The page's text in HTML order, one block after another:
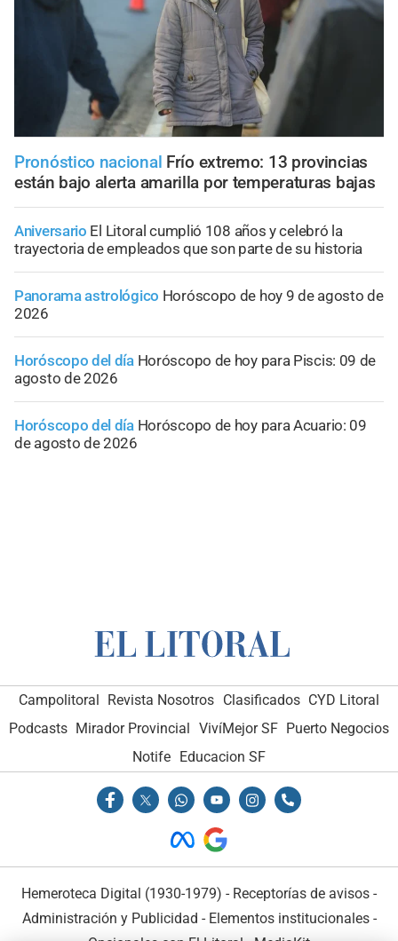
Pronóstico nacional Frío extremo: 13 provincias
están bajo alerta amarilla por temperaturas bajas
Aniversario El Litoral cumplió 108 años y celebró la
trayectoria de empleados que son parte de su historia
Panorama astrológico Horóscopo de hoy 9 de agosto de
2026
Horóscopo del día Horóscopo de hoy para Piscis: 09 de
agosto de 2026
Horóscopo del día Horóscopo de hoy para Acuario: 09
de agosto de 2026
Campolitoral Revista Nosotros Clasificados CYD Litoral
Podcasts Mirador Provincial VivíMejor SF Puerto Negocios
Notife Educacion SF
Hemeroteca Digital (1930-1979) - Receptorías de avisos -
Administración y Publicidad - Elementos institucionales-